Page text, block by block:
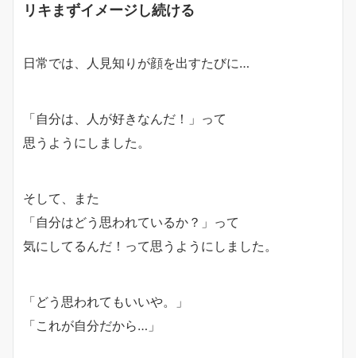
リキまずイメージし続ける
日常では、人見知りが顔を出すたびに…
「自分は、人が好きなんだ！」 って
思うようにしました。
そして、
また
「自分はどう思われているか？」って
気にしてるんだ！ って思うようにしました。
「どう思われてもいいや。」
「これが自分だから…」